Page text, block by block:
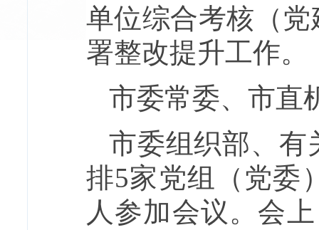
单位综合考核（
署整改提升工作。
市委常委、市直
市委组织部、有
排5家党组（党委
人参加会议。会